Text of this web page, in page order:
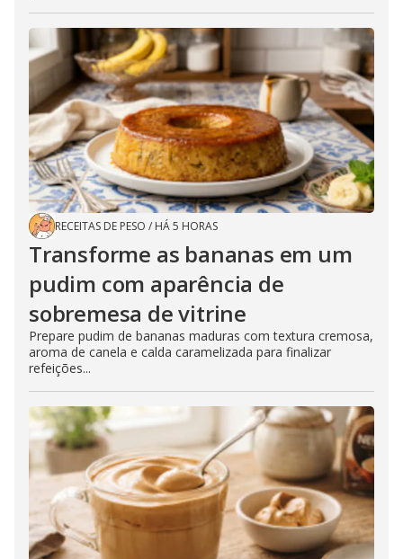
RECEITAS DE PESO / HÁ 5 HORAS
Transforme as bananas em um
pudim com aparência de
sobremesa de vitrine
Prepare pudim de bananas maduras com textura cremosa,
aroma de canela e calda caramelizada para finalizar
refeições...